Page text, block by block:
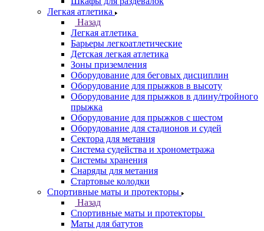
Легкая атлетика
Назад
Легкая атлетика
Барьеры легкоатлетические
Детская легкая атлетика
Зоны приземления
Оборудование для беговых дисциплин
Оборудование для прыжков в высоту
Оборудование для прыжков в длину/тройного
прыжка
Оборудование для прыжков с шестом
Оборудование для стадионов и судей
Сектора для метания
Система судейства и хронометража
Системы хранения
Снаряды для метания
Стартовые колодки
Спортивные маты и протекторы
Назад
Спортивные маты и протекторы
Маты для батутов